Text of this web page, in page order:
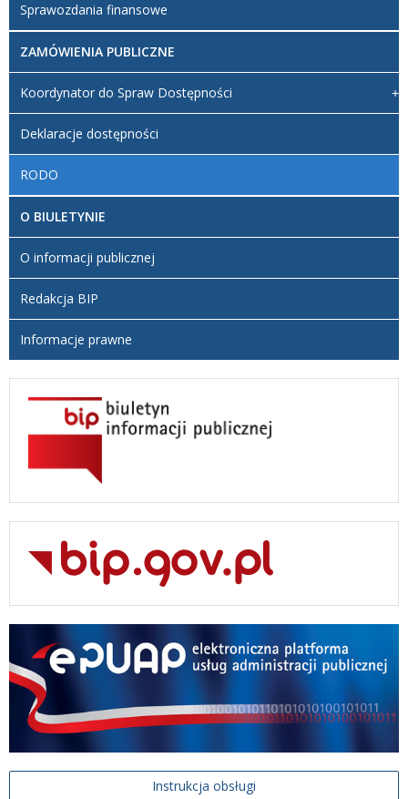
Sprawozdania finansowe
ZAMÓWIENIA PUBLICZNE
Koordynator do Spraw Dostępności
Deklaracje dostępności
RODO
O BIULETYNIE
O informacji publicznej
Redakcja BIP
Informacje prawne
Instrukcja obsługi